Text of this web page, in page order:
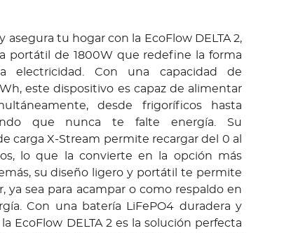
asegura tu hogar con la EcoFlow DELTA 2,
portátil de 1800W que redefine la forma
electricidad. Con una capacidad de
este dispositivo es capaz de alimentar
desde frigoríficos hasta
que nunca te falte energía. Su
carga X-Stream permite recargar del 0 al
lo que la convierte en la opción más
su diseño ligero y portátil te permite
ya sea para acampar o como respaldo en
Con una batería LiFePO4 duradera y
EcoFlow DELTA 2 es la solución perfecta